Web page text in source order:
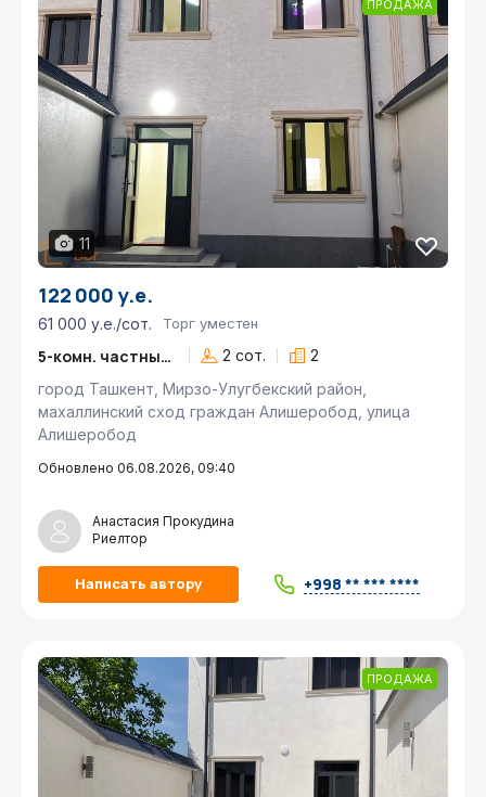
11
ПРОДАЖА
122 000 у.е.
61 000 у.е./сот. Торг уместен
5-комн. частный дом 2 сот.
2
город Ташкент, Мирзо-Улугбекский район,
махаллинский сход граждан Алишеробод, улица
Алишеробод
Обновлено 06.08.2026, 09:40
Анастасия Прокудина
Риелтор
Написать автору +998 ** *** ****
ПРОДАЖА